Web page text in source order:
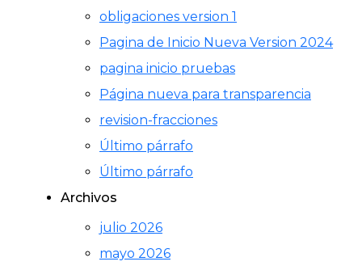
obligaciones version 1
Pagina de Inicio Nueva Version 2024
pagina inicio pruebas
Página nueva para transparencia
revision-fracciones
Último párrafo
Último párrafo
Archivos
julio 2026
mayo 2026